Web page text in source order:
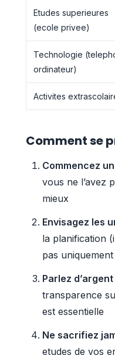
Etudes superieures
(ecole privee)
Technologie
ordinateur)
Activites
Comment se
Commencez
vous ne l’avez
mieux
Envisagez les
la planification
pas
Parlez
transparence
est essentielle
Ne sacrifiez
etudes de vos